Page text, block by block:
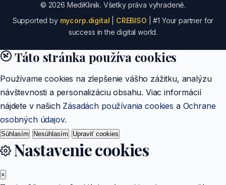
© 2026 MediKlinik. Všetky práva vyhradené.
Supported by mycorp.digital CREBISO | #1 Your partner for
success in the digital world.
Táto stránka používa cookies
Používame cookies na zlepšenie vášho zážitku, analýzu
návštevnosti a personalizáciu obsahu. Viac informácií
nájdete v našich Zásadách používania cookies a Ochrane
osobných údajov.
Súhlasím Nesúhlasím Upraviť cookies
Nastavenie cookies
×